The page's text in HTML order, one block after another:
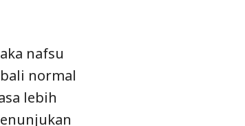
nafsu
normal
lebih